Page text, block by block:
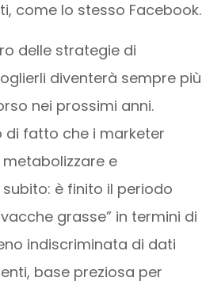
come lo stesso Facebook.
delle strategie di
diventerà sempre più
nei prossimi anni.
di fatto che i marketer
e
è finito il periodo
grasse” in termini di
indiscriminata di dati
base preziosa per